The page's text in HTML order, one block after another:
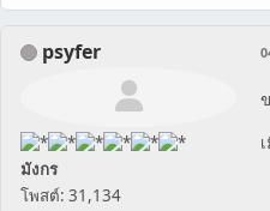
psyfer
มังกร
โพสต์: 31,134